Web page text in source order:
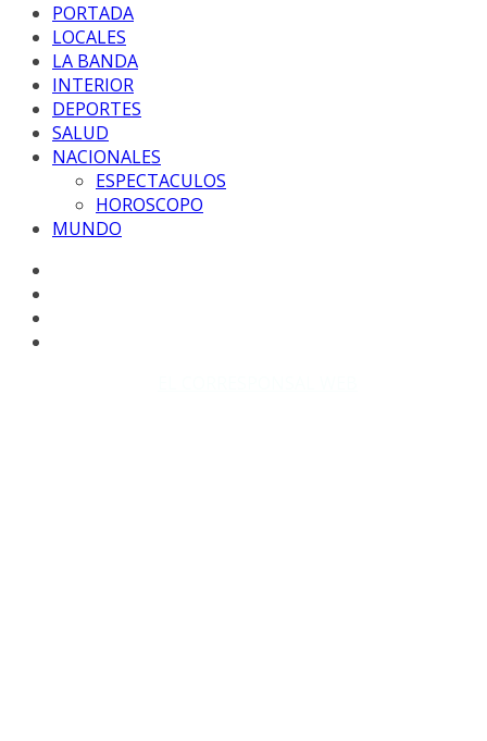
PORTADA
LOCALES
LA BANDA
INTERIOR
DEPORTES
SALUD
NACIONALES
ESPECTACULOS
HOROSCOPO
MUNDO